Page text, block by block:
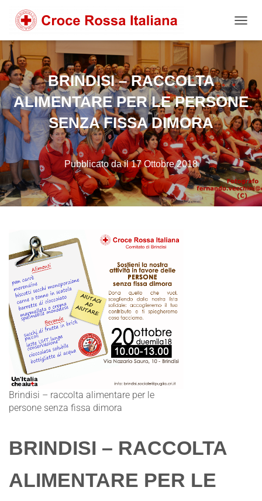
BRINDISI – RACCOLTA
ALIMENTARE PER LE PERSONE
SENZA FISSA DIMORA
Pubblicato dail17 Ottobre 2018
Brindisi – raccolta alimentare per le
persone senza fissa dimora
BRINDISI – RACCOLTA
ALIMENTARE PER LE